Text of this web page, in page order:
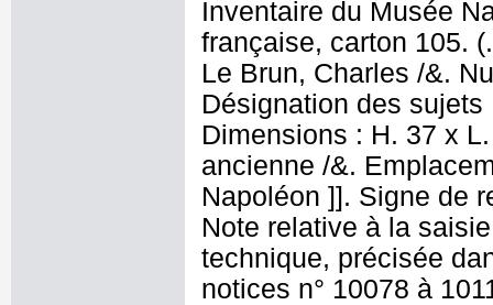
Inventaire du Musée
française, carton 105.
Le Brun, Charles /&.
Désignation des
Dimensions : H. 37 x
ancienne /&.
Napoléon ]]. Signe de
Note relative à la
technique, précisée
notices n° 10078 à